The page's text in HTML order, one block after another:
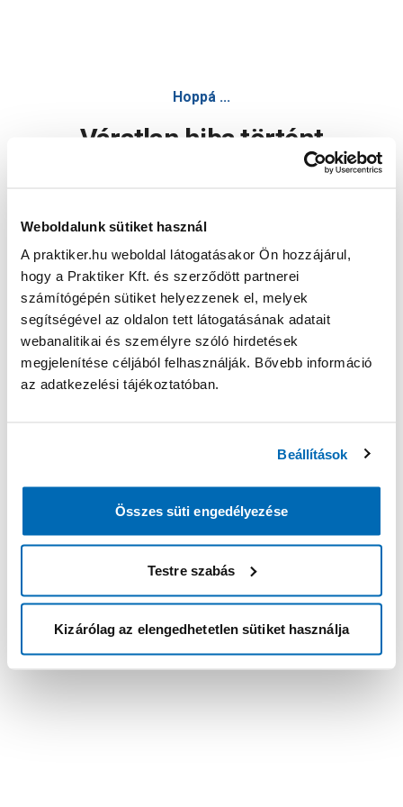
Weboldalunk sütiket használ
A praktiker.hu weboldal látogatásakor Ön hozzájárul,
hogy a Praktiker Kft. és szerződött partnerei
számítógépén sütiket helyezzenek el, melyek
segítségével az oldalon tett látogatásának adatait
webanalitikai és személyre szóló hirdetések
megjelenítése céljából felhasználják. Bővebb információ
az adatkezelési tájékoztatóban.
Beállítások
Összes süti engedélyezése
Testre szabás
Kizárólag az elengedhetetlen sütiket használja
Hoppá ...
Váratlan hiba történt
Oldal újratöltése